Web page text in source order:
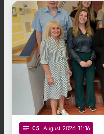
notes 05. August 2026 11:16